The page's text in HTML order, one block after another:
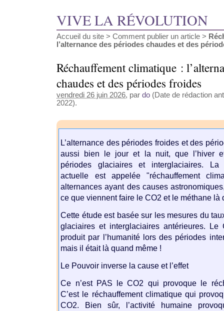
VIVE LA RÉVOLUTION
Accueil du site > Comment publier un article >
l’alternance des périodes chaudes et des
Réchauffement climatique :
chaudes et des périodes froides
vendredi 26 juin 2026, par do (Date de rédaction
2022).
L’alternance des périodes froides et des
aussi bien le jour et la nuit, que l’hiver
périodes glaciaires et interglaciaires. La
actuelle est appelée "réchauffement
alternances ayant des causes
ce que viennent faire le CO2 et le méthane là
Cette étude est basée sur les mesures du
glaciaires et interglaciaires antérieures. Le
produit par l’humanité lors des périodes
mais il était là quand même !
Le Pouvoir inverse la cause et l’effet
Ce n’est PAS le CO2 qui provoque le
C’est le réchauffement climatique qui
CO2. Bien sûr, l’activité humaine